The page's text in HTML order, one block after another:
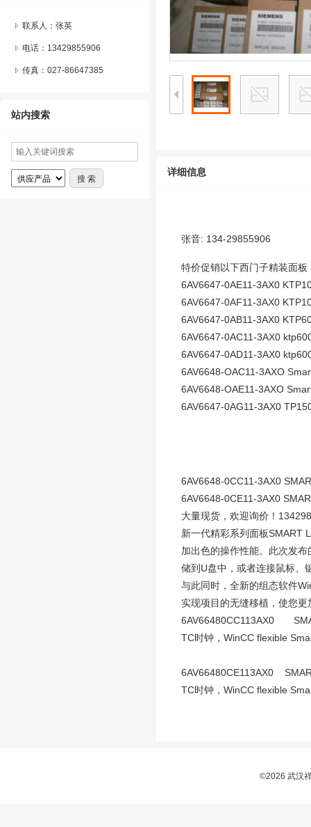
联系人：张英
电话：13429855906
传真：027-86647385
站内搜索
详细信息
张音: 134-29855906
特价促销以下西门子精装面板
6AV6647-0AE11-3AX0
6AV6647-0AF11-3AX0
6AV6647-0AB11-3AX0
6AV6647-0AC11-3AX0
6AV6647-0AD11-3AX0
6AV6648-OAC11-3AXO
6AV6648-OAE11-3AXO
6AV6647-0AG11-3AX0
6AV6648-0CC11-3AX0
6AV6648-0CE11-3AX0
大量现货，欢迎询价！
新一代精彩系列面板SMART
加出色的操作性能。此次发
储到U盘中，或者连接鼠标、
与此同时，全新的组态软件
实现项目的无缝移植，使您
6AV66480CC113AX0
TC时钟，WinCC flexible
6AV66480CE113AX0
TC时钟，WinCC flexible
©2026 武汉